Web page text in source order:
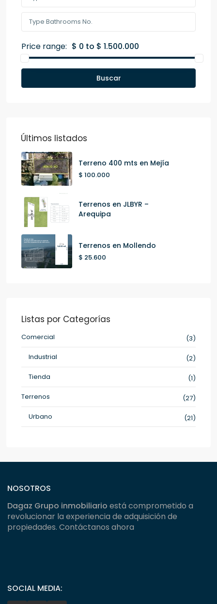
Price range: $ 0 to $ 1.500.000
Buscar
Últimos listados
Terreno 400 mts en Mejía
$ 100.000
Terrenos en JLBYR –
Arequipa
Terrenos en Mollendo
$ 25.600
Listas por Categorías
Comercial
(3)
Industrial
(2)
Tienda
(1)
Terrenos
(27)
Urbano
(21)
NOSOTROS
Dagaz Grupo inmobiliario está comprometido a
revolucionar la experiencia de adquisición de
propiedades. Contáctanos ahora
SOCIAL MEDIA: